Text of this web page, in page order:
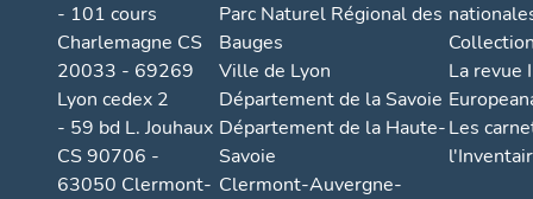
- 101 cours
Charlemagne CS
20033 - 69269
Lyon cedex 2
- 59 bd L. Jouhaux
CS 90706 -
63050 Clermont-
Parc Naturel Régional des
Bauges
Ville de Lyon
Département de la Savoie
Département de la Haute-
Savoie
Clermont-Auvergne-
La revue
Les